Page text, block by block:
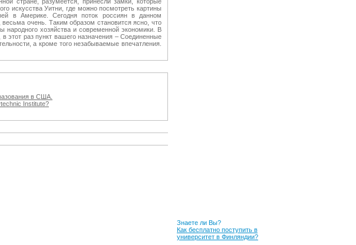
искусства Уитни, где можно посмотреть картины
в Америке. Сегодня поток россиян в данном
очень. Таким образом становится ясно, что
народного хозяйства и современной экономики. В
этот раз пункт вашего назначения – Соединенные
а кроме того незабываемые впечатления.
в США.
Institute?
Знаете ли Вы?
Как бесплатно поступить в
университет в Финляндии?